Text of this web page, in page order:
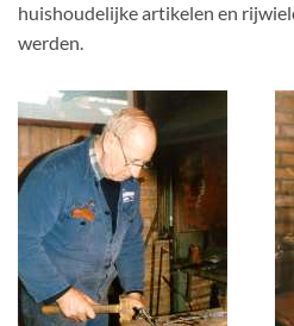
huishoudelijke artikelen en
werden.